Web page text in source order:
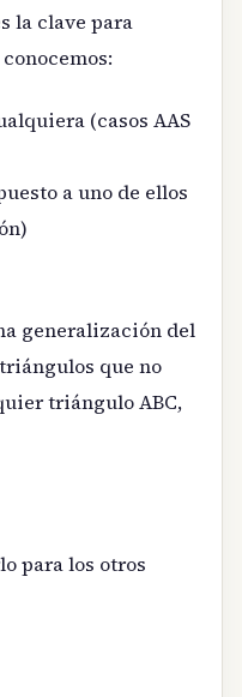
la clave para
(casos AAS
a uno de ellos
generalización del
que no
triángulo ABC,
para los otros